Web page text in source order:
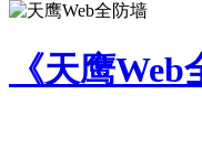
《天鹰Web